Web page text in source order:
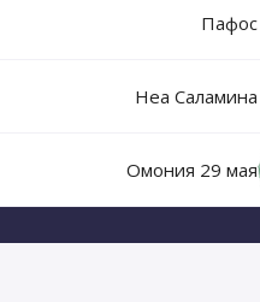
Пафос
Неа Саламина
Омония 29 мая